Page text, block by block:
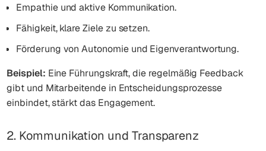
Empathie und aktive Kommunikation.
Fähigkeit, klare Ziele zu setzen.
Förderung von Autonomie und Eigenverantwortung.
Beispiel: Eine Führungskraft, die regelmäßig Feedback
gibt und Mitarbeitende in Entscheidungsprozesse
einbindet, stärkt das Engagement.
2. Kommunikation und Transparenz